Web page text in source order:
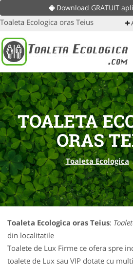
Download GRATUIT
Toaleta Ecologica oras Teius
TOALETA
ORAS
Toaleta Ecologica
Toaleta Ecologica oras Teius:
din localitatile
Toalete de Lux Firme ce ofera spre
toalete de Lux sau VIP dotate cu